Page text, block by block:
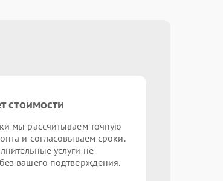
стоимости
мы рассчитываем точную
и согласовываем сроки.
услуги не
вашего подтверждения.